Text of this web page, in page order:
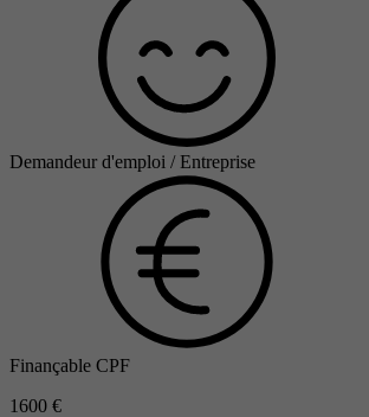
Demandeur d'emploi / Entreprise
Finançable CPF
1600 €